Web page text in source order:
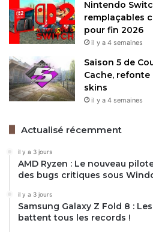
Nintendo
remplaçables
pour fin 2026
il y a 4 semaines
Saison 5 de
Cache, refonte
skins
il y a 4 semaines
Actualisé récemment
il y a 3 jours
AMD Ryzen : Le nouveau
des bugs critiques sous
il y a 3 jours
Samsung Galaxy Z Fold 8 :
battent tous les records !